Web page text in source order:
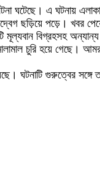
ঘটেছে। এ ঘটনায়
উদ্বেগ ছড়িয়ে পড়ে।
মূল্যবান বিগ্রহসহ
চুরি হয়ে গেছে।
ঘটনাটি গুরুত্বের